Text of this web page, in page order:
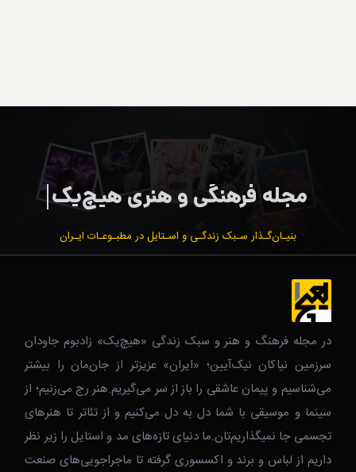
بنیـان‌گـذار سـبک زندگـی و اسـتایل در مطبـوعـات ایـران
در مجله فرهنگ و هنر و سبک زندگی‌ «هیچ‌یک» زادبوم جاودان
سرزمین نیاکان نیک‌‌‌آیین؛ «ایران» عزیزتر از جان‌مان را بیشتر
می‌شناسیم و پیمان عاشقی را باز از سر می‌گیریم.هنر رج می‌زنیم؛ از
سینما و موسیقی با شما دل به دل می‌کنیم و از تئاتر تا هنرهای
تجسمی جا نمیگذاریم‌تان.ما دنیای تازه‌های مد و استایل را زیر نظر
داریم از لباس و برند و اکسسوری گرفته تا ماجراجویی‌های صنعت